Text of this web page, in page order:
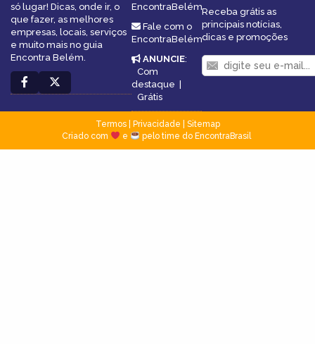
só lugar! Dicas, onde ir, o
que fazer, as melhores
empresas, locais, serviços
e muito mais no guia
Encontra Belém.
EncontraBelém
Fale com o
EncontraBelém
ANUNCIE:
Com
destaque
Grátis
Receba grátis as
principais notícias,
dicas e promoções
Termos| Privacidade
Sitemap
Criado com
e pelo time do EncontraBrasil